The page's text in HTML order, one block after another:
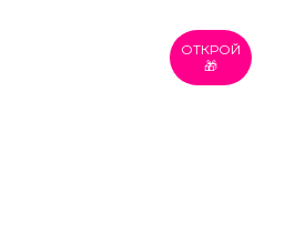
ОТКРОЙ
🎁